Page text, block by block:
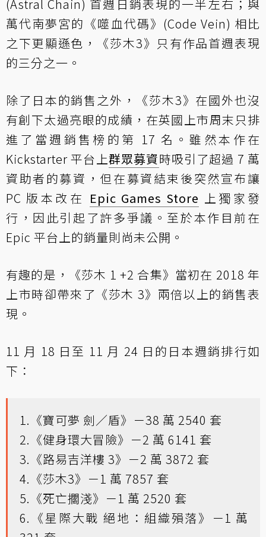
(Astral Chain) 首週日銷表現的一半左右；與
萬代南夢宮的《噬血代碼》(Code Vein) 相比
之下更顯遜色，《莎木3》只有作品首週表現
的三分之一。
除了日本的銷售之外，《莎木3》在國外也沒
有創下太過亮眼的成績，在英國上市周末只排
進了當週銷售榜的第 17 名。雖然本作在
Kickstarter 平台上群眾募資時吸引了超過 7 萬
資助者的募資，但在募資結束後突然宣布讓
PC 版本改在 Epic Games Store 上獨家發
行，因此引起了許多爭議。至於本作目前在
Epic 平台上的銷量則尚未公開。
有趣的是，《莎木 1 +2 合集》當初在 2018 年
上市時卻帶來了《莎木 3》兩倍以上的銷售表
現。
11 月 18 日至 11 月 24 日的日本週銷排行如
下：
1.《寶可夢 劍／盾》－38 萬 2540 套
2.《健身環大冒險》－2 萬 6141 套
3.《路易吉洋樓 3》－2 萬 3872 套
4.《莎木3》－1 萬 7857 套
5.《死亡擱淺》－1 萬 2520 套
6.《星際大戰 絕地：組織殞落》－1 萬